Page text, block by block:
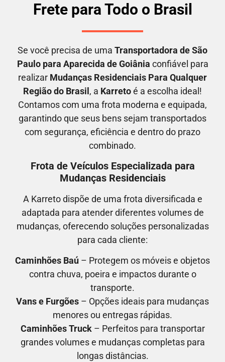
Frete para Todo o Brasil
Se você precisa de uma Transportadora de São
Paulo para Aparecida de Goiânia confiável para
realizar Mudanças Residenciais Para Qualquer
Região do Brasil , a Karretoé a escolha ideal!
Contamos com uma frota moderna e equipada,
garantindo que seus bens sejam transportados
com segurança, eficiência e dentro do prazo
combinado.
Frota de Veículos Especializada para
Mudanças Residenciais
A Karreto dispõe de uma frota diversificada e
adaptada para atender diferentes volumes de
mudanças, oferecendo soluções personalizadas
para cada cliente:
Caminhões Baú – Protegem os móveis e objetos
contra chuva, poeira e impactos durante o
transporte.
Vans e Furgões – Opções ideais para mudanças
menores ou entregas rápidas.
Caminhões Truck– Perfeitos para transportar
grandes volumes e mudanças completas para
longas distâncias.